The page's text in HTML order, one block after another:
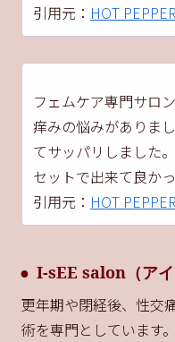
引用元： HOT
フェムケア専門サロ
痒みの悩みがありま
てサッパリしました
セットで出来て良かっ
引用元： HOT
I-sEE salon（アイ
更年期や閉経後、性交
術を専門としています